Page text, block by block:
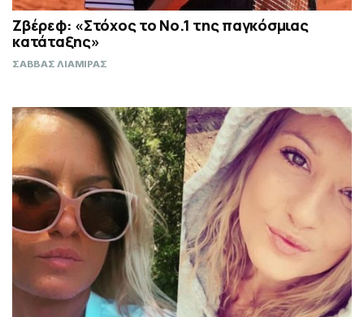
Ζβέρεφ: «Στόχος το Νο.1 της παγκόσμιας
κατάταξης»
ΣΑΒΒΑΣ ΛΙΑΜΙΡΑΣ